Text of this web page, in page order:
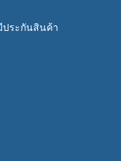
ประกันสินค้า